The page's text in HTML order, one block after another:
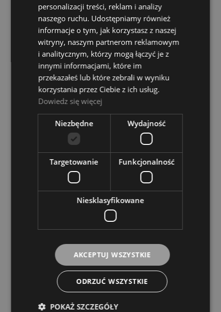
Roy Benson HR 212 Waltornia Bb Dziecięca
Dostępność:
2 699,00 zł
DO KOSZYKA
Suzuki MCT1 + Case ABS Trąbka
Dostępność:
1 529,00 zł
DO KOSZYKA
Yamaha YTR 2330 Trąbka Bb
Dostępność:
2 199,00 zł
personalizacji treści, reklam i analizy
naszego ruchu. Udostępniamy również
informacje o tym, jak korzystasz z naszej
witryny, naszym partnerom reklamowym
i analitycznym, którzy mogą łączyć je z
innymi informacjami, które im
przekazałeś lub które zebrali w wyniku
korzystania przez Ciebie z ich usług.
Dowiedz się więcej
Niezbędne Wydajność
Targetowanie Funkcjonalność
Niesklasyfikowane
AKCEPTUJ WSZYSTKIE
ODRZUĆ WSZYSTKIE
POKAŻ SZCZEGÓŁY